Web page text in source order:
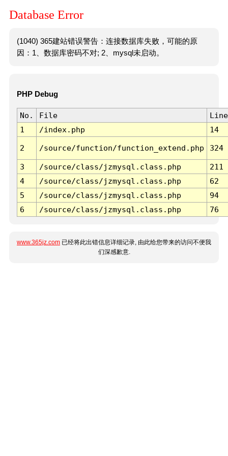
Database Error
(1040) 365建站错误警告：连接数据库失败，可能的原
因：1、数据库密码不对; 2、mysql未启动。
PHP Debug
No. File
Line
1
/index.php 14
2 /source/function/function_extend.php 324
3 /source/class/jzmysql.class.php
211
4
/source/class/jzmysql.class.php
62
5
/source/class/jzmysql.class.php
94
6
/source/class/jzmysql.class.php 76
www.365jz.com 已经将此出错信息详细记录, 由此给您带来的访问不便我
们深感歉意.